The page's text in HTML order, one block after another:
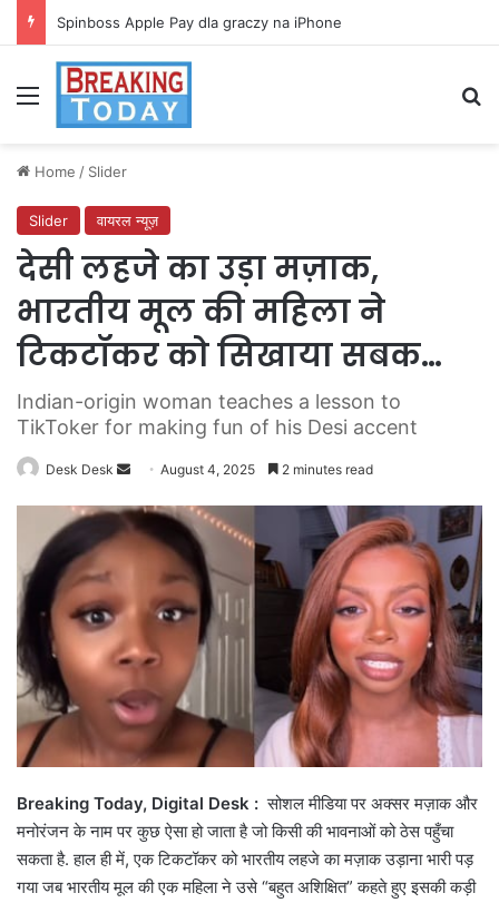
Spinboss Apple Pay dla graczy na iPhone
Menu
Home / Slider
Slider वायरल न्यूज़
देसी लहजे का उड़ा मज़ाक,
भारतीय मूल की महिला ने
टिकटॉकर को सिखाया सबक…
Indian-origin woman teaches a lesson to
TikToker for making fun of his Desi accent
Desk Desk
Send
email
August 4, 2025 2 minutes read
Breaking Today, Digital Desk : सोशल मीडिया पर अक्सर मज़ाक और
मनोरंजन के नाम पर कुछ ऐसा हो जाता है जो किसी की भावनाओं को ठेस पहुँचा
सकता है. हाल ही में, एक टिकटॉकर को भारतीय लहजे का मज़ाक उड़ाना भारी पड़
गया जब भारतीय मूल की एक महिला ने उसे “बहुत अशिक्षित” कहते हुए इसकी कड़ी